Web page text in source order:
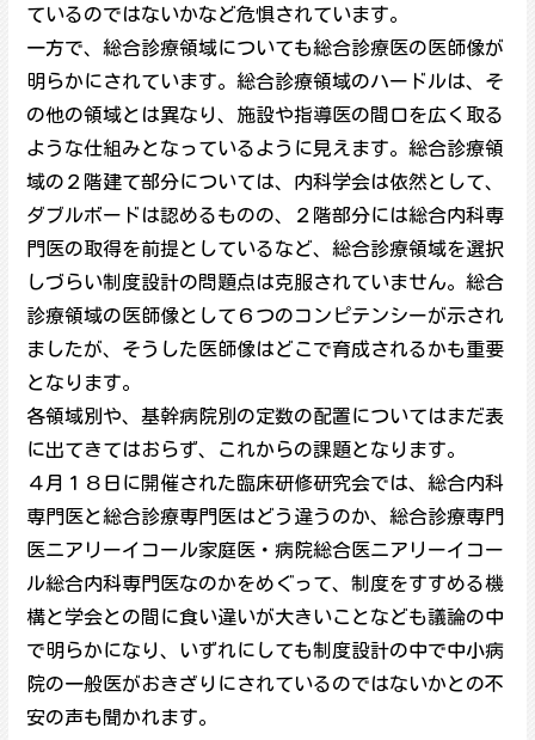
ているのではないかなど危惧されています。
一方で、総合診療領域についても総合診療医の医師像が
明らかにされています。総合診療領域のハードルは、そ
の他の領域とは異なり、施設や指導医の間口を広く取る
ような仕組みとなっているように見えます。総合診療領
域の２階建て部分については、内科学会は依然として、
ダブルボードは認めるものの、２階部分には総合内科専
門医の取得を前提としているなど、総合診療領域を選択
しづらい制度設計の問題点は克服されていません。総合
診療領域の医師像として６つのコンピテンシーが示され
ましたが、そうした医師像はどこで育成されるかも重要
となります。
各領域別や、基幹病院別の定数の配置についてはまだ表
に出てきてはおらず、これからの課題となります。
４月１８日に開催された臨床研修研究会では、総合内科
専門医と総合診療専門医はどう違うのか、総合診療専門
医ニアリーイコール家庭医・病院総合医ニアリーイコー
ル総合内科専門医なのかをめぐって、制度をすすめる機
構と学会との間に食い違いが大きいことなども議論の中
で明らかになり、いずれにしても制度設計の中で中小病
院の一般医がおきざりにされているのではないかとの不
安の声も聞かれます。